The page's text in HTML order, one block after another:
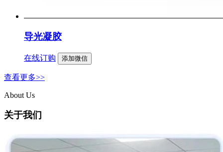
导光凝胶
在线订购 添加微信
查看更多>>
About Us
关于我们